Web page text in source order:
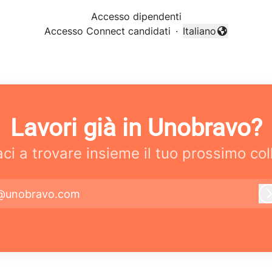
Accesso dipendenti
Accesso Connect candidati ·
Cambia lingua
Italiano
Lavori già in Unobravo?
a trovare insieme il tuo prossimo